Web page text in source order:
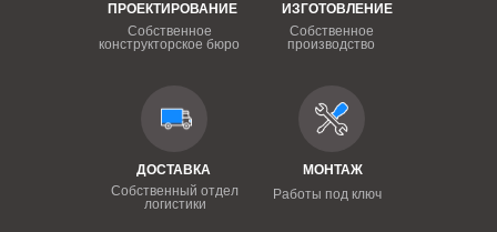
ПРОЕКТИРОВАНИЕ
Собственное
конструкторское бюро
ИЗГОТОВЛЕНИЕ
Собственное
производство
ДОСТАВКА
Собственный отдел
логистики
МОНТАЖ
Работы под ключ